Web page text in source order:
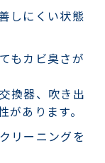
しにくい状態
もカビ臭さが
換器、吹き出
あります。
リーニングを